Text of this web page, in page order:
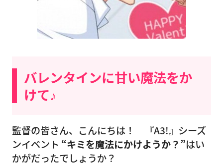
バレンタインに甘い魔法をか
けて♪
監督の皆さん、こんにちは！ 『A3!』シーズ
ンイベント “キミを魔法にかけようか？”はい
かがだったでしょうか？